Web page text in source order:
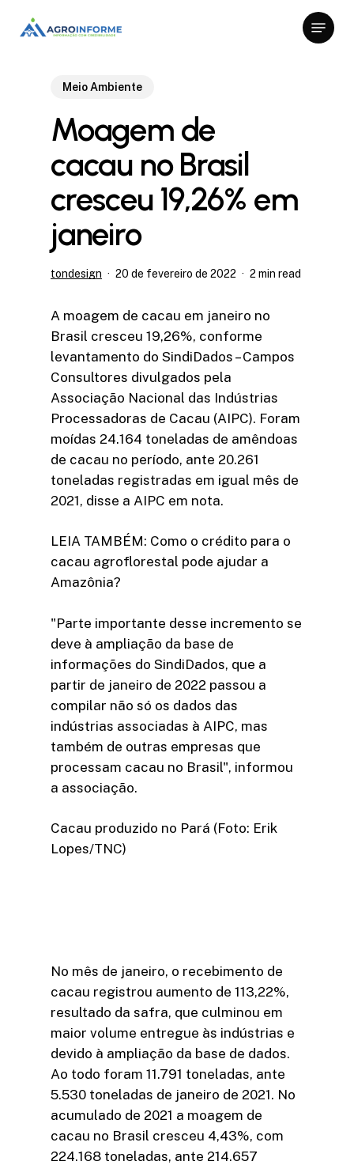
Menu
Meio Ambiente
Moagem de
cacau no Brasil
cresceu 19,26% em
janeiro
tondesign 20 de fevereiro de 2022 2 min read
A moagem de cacau em janeiro no
Brasil cresceu 19,26%, conforme
levantamento do SindiDados – Campos
Consultores divulgados pela
Associação Nacional das Indústrias
Processadoras de Cacau (AIPC). Foram
moídas 24.164 toneladas de amêndoas
de cacau no período, ante 20.261
toneladas registradas em igual mês de
2021, disse a AIPC em nota.
LEIA TAMBÉM: Como o crédito para o
cacau agroflorestal pode ajudar a
Amazônia?
"Parte importante desse incremento se
deve à ampliação da base de
informações do SindiDados, que a
partir de janeiro de 2022 passou a
compilar não só os dados das
indústrias associadas à AIPC, mas
também de outras empresas que
processam cacau no Brasil", informou
a associação.
Cacau produzido no Pará (Foto: Erik
Lopes/TNC)
No mês de janeiro, o recebimento de
cacau registrou aumento de 113,22%,
resultado da safra, que culminou em
maior volume entregue às indústrias e
devido à ampliação da base de dados.
Ao todo foram 11.791 toneladas, ante
5.530 toneladas de janeiro de 2021. No
acumulado de 2021 a moagem de
cacau no Brasil cresceu 4,43%, com
224.168 toneladas, ante 214.657